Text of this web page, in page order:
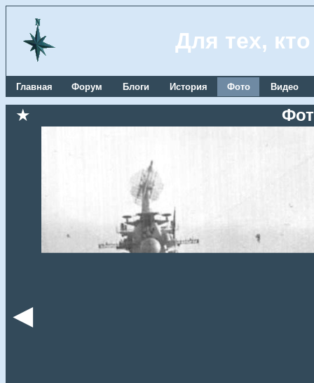
Для тех,
Главная Форум Блоги История Фото Видео
★
◄